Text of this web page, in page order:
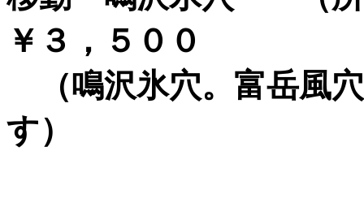
￥３，５００
（鳴沢氷穴。富岳風
す）